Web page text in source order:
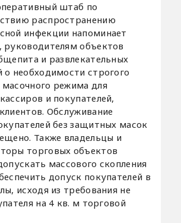
штаб по
распространению
инфекции напоминает
руководителям объектов
и развлекательных
о необходимости строгого
режима для
и покупателей,
Обслуживание
без защитных масок
Также владельцы и
торговых объектов
массового скопления
допуск покупателей в
исходя из требования не
на 4 кв. м торговой